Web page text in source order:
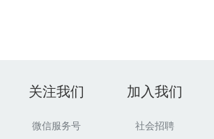
关注我们
微信服务号
加入我们
社会招聘